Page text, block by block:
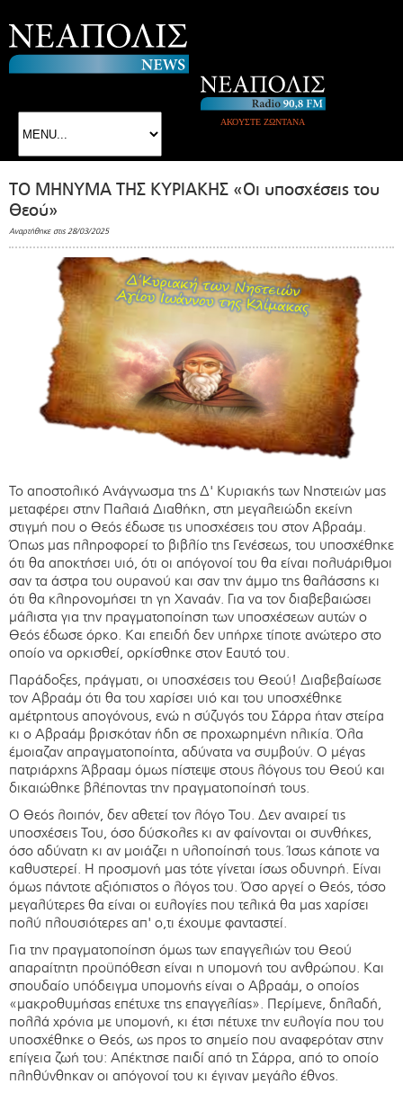
ΑΚΟΥΣΤΕ ΖΩΝΤΑΝΑ
ΤΟ ΜΗΝΥΜΑ ΤΗΣ ΚΥΡΙΑΚΗΣ «Οι υποσχέσεις του
Θεού»
Αναρτήθηκε στις 28/03/2025
Το αποστολικό Ανάγνωσμα της Δ' Κυριακής των Νηστειών μας
μεταφέρει στην Παλαιά Διαθήκη, στη μεγαλειώδη εκείνη
στιγμή που ο Θεός έδωσε τις υποσχέσεις του στον Αβραάμ.
Όπως μας πληροφορεί το βιβλίο της Γενέσεως, του υποσχέθηκε
ότι θα αποκτήσει υιό, ότι οι απόγονοί του θα είναι πολυάριθμοι
σαν τα άστρα του ουρανού και σαν την άμμο της θαλάσσης κι
ότι θα κληρονομήσει τη γη Χαναάν. Για να τον διαβεβαιώσει
μάλιστα για την πραγματοποίηση των υποσχέσεων αυτών ο
Θεός έδωσε όρκο. Και επειδή δεν υπήρχε τίποτε ανώτερο στο
οποίο να ορκισθεί, ορκίσθηκε στον Εαυτό του.
Παράδοξες, πράγματι, οι υποσχέσεις του Θεού! Διαβεβαίωσε
τον Αβραάμ ότι θα του χαρίσει υιό και του υποσχέθηκε
αμέτρητους απογόνους, ενώ η σύζυγός του Σάρρα ήταν στείρα
κι ο Αβραάμ βρισκόταν ήδη σε προχωρημένη ηλικία. Όλα
έμοιαζαν απραγματοποίητα, αδύνατα να συμβούν. Ο μέγας
πατριάρχης Άβρααμ όμως πίστεψε στους λόγους του Θεού και
δικαιώθηκε βλέποντας την πραγματοποίησή τους.
Ο Θεός λοιπόν, δεν αθετεί τον λόγο Του. Δεν αναιρεί τις
υποσχέσεις Του, όσο δύσκολες κι αν φαίνονται οι συνθήκες,
όσο αδύνατη κι αν μοιάζει η υλοποίησή τους. Ίσως κάποτε να
καθυστερεί. Η προσμονή μας τότε γίνεται ίσως οδυνηρή. Είναι
όμως πάντοτε αξιόπιστος ο λόγος του. Όσο αργεί ο Θεός, τόσο
μεγαλύτερες θα είναι οι ευλογίες που τελικά θα μας χαρίσει
πολύ πλουσιότερες απ' ο,τι έχουμε φανταστεί.
Για την πραγματοποίηση όμως των επαγγελιών του Θεού
απαραίτητη προϋπόθεση είναι η υπομονή του ανθρώπου. Και
σπουδαίο υπόδειγμα υπομονής είναι ο Αβραάμ, ο οποίος
«μακροθυμήσας επέτυχε της επαγγελίας». Περίμενε, δηλαδή,
πολλά χρόνια με υπομονή, κι έτσι πέτυχε την ευλογία που του
υποσχέθηκε ο Θεός, ως προς το σημείο που αναφερόταν στην
επίγεια ζωή του: Απέκτησε παιδί από τη Σάρρα, από το οποίο
πληθύνθηκαν οι απόγονοί του κι έγιναν μεγάλο έθνος.